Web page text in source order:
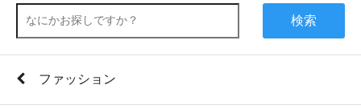
検索
ファッション